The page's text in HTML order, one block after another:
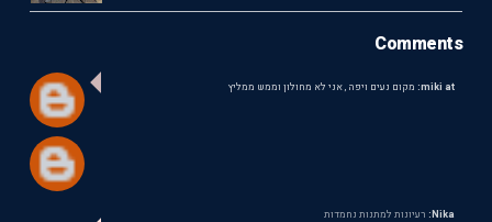
Comments
miki at: מקום נעים ויפה , אני לא מחולון וממש ממליץ
Nika: רעיונות למתנות נחמדות